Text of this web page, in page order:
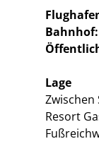
Bahnhof:
Lage
Resort